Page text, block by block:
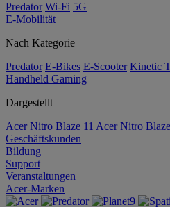
Predator Wi-Fi 5G
E-Mobilität
Nach Kategorie
Predator E-Bikes E-Scooter Kinetic
Handheld Gaming
Dargestellt
Acer Nitro Blaze 11 Acer Nitro
Geschäftskunden
Bildung
Support
Veranstaltungen
Acer-Marken